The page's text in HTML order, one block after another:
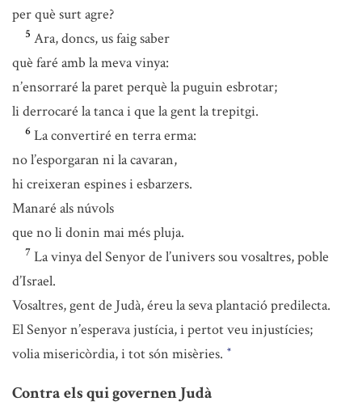
per què surt agre?
5 Ara, doncs, us faig saber
què faré amb la meva vinya:
n’ensorraré la paret perquè la puguin esbrotar;
li derrocaré la tanca i que la gent la trepitgi.
6 La convertiré en terra erma:
no l’esporgaran ni la cavaran,
hi creixeran espines i esbarzers.
Manaré als núvols
que no li donin mai més pluja.
7 La vinya del Senyor de l’univers sou vosaltres, poble
d’Israel.
Vosaltres, gent de Judà, éreu la seva plantació predilecta.
El Senyor n’esperava justícia, i pertot veu injustícies;
volia misericòrdia, i tot són misèries. *
Contra els qui governen Judà